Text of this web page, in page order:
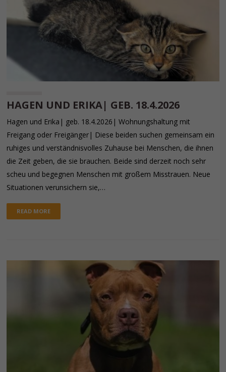
HAGEN UND ERIKA| GEB. 18.4.2026
Hagen und Erika| geb. 18.4.2026| Wohnungshaltung mit
Freigang oder Freigänger| Diese beiden suchen gemeinsam ein
ruhiges und verständnisvolles Zuhause bei Menschen, die ihnen
die Zeit geben, die sie brauchen. Beide sind derzeit noch sehr
scheu und begegnen Menschen mit großem Misstrauen. Neue
Situationen verunsichern sie,…
READ MORE